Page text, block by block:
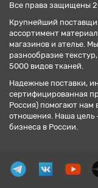
Все права защищены
Крупнейший
ассортимент
магазинов и ателье.
разнообразие
5000 видов тканей.
Надежные поставки,
сертифицированная
Россия) помогают нам
отношения. Наша цель
бизнеса в России.